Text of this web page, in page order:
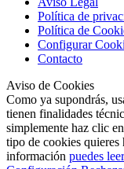
Política de
Política de
Configurar
Contacto
Aviso de Cookies
Como ya supondrás,
tienen finalidades
simplemente haz clic
tipo de cookies
información puedes